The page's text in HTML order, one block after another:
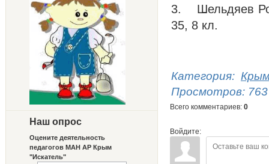
Наш опрос
Оцените деятельность
педагогов МАН АР Крым
"Искатель"
3. Шельдяев
35, 8 кл.
Категория:
Просмотров: 763
Всего комментариев: 0
Войдите: